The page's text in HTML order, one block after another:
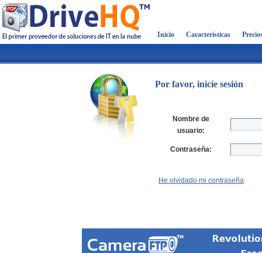
Inicio Características
Por favor, inicie sesión
Nombre de
usuario:
Contraseña:
He olvidado mi contraseña